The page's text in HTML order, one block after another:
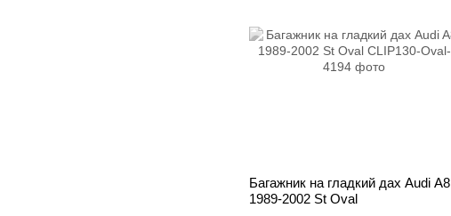
Багажник на гладкий дах Audi A8
1989-2002 St Oval